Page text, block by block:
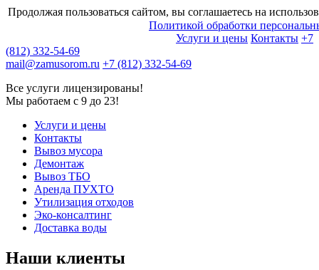
Продолжая пользоваться сайтом, вы соглашаетесь на
Политикой обработки
Услуги и цены Контакты +7
(812) 332-54-69
mail@zamusorom.ru +7 (812) 332-54-69
Все услуги лицензированы!
Мы работаем с 9 до 23!
Услуги и цены
Контакты
Вывоз мусора
Демонтаж
Вывоз ТБО
Аренда ПУХТО
Утилизация отходов
Эко-консалтинг
Доставка воды
Наши клиенты